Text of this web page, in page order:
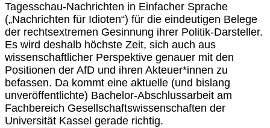
Tagesschau-Nachrichten in Einfacher Sprache
(„Nachrichten für Idioten“) für die eindeutigen Belege
der rechtsextremen Gesinnung ihrer Politik-Darsteller.
Es wird deshalb höchste Zeit, sich auch aus
wissenschaftlicher Perspektive genauer mit den
Positionen der AfD und ihren Akteuer*innen zu
befassen. Da kommt eine aktuelle (und bislang
unveröffentlichte) Bachelor-Abschlussarbeit am
Fachbereich Gesellschaftswissenschaften der
Universität Kassel gerade richtig.